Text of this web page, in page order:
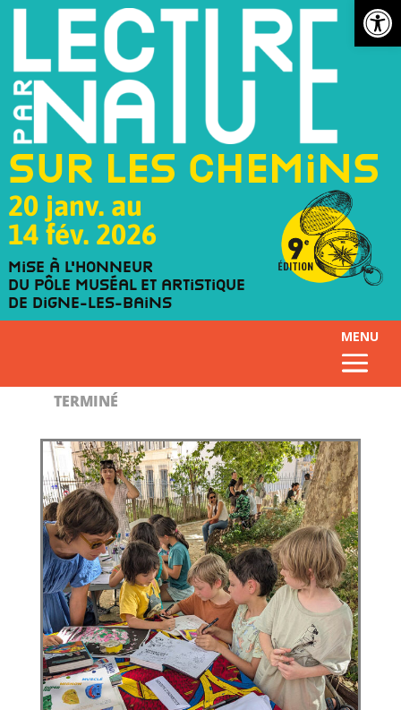
Sur les chemins
20 janv. au
14 fév. 2026
Mise à l'honneur
du Pôle muséal et artistique
de Digne-les-Bains